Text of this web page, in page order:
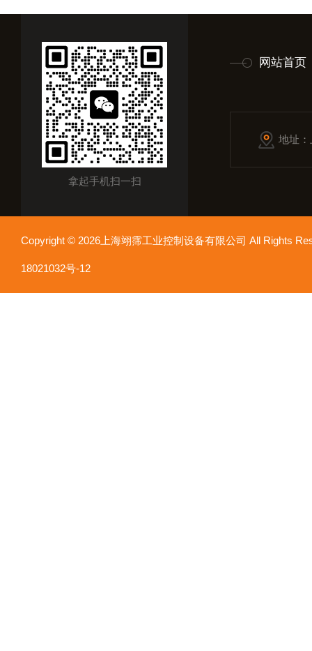
拿起手机扫一扫
网站首页
地址
Copyright © 2026上海翊霈工业控制设备有限公司 All Rights
18021032号-12